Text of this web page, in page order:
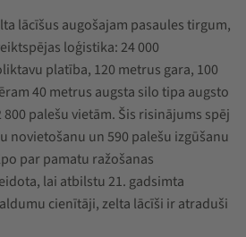
lācīšus augošajam pasaules tirgum,
loģistika: 24 000
platība, 120 metrus gara, 100
40 metrus augsta silo tipa augsto
palešu vietām. Šis risinājums spēj
novietošanu un 590 palešu izgūšanu
par pamatu ražošanas
lai atbilstu 21. gadsimta
cienītāji, zelta lācīši ir atraduši